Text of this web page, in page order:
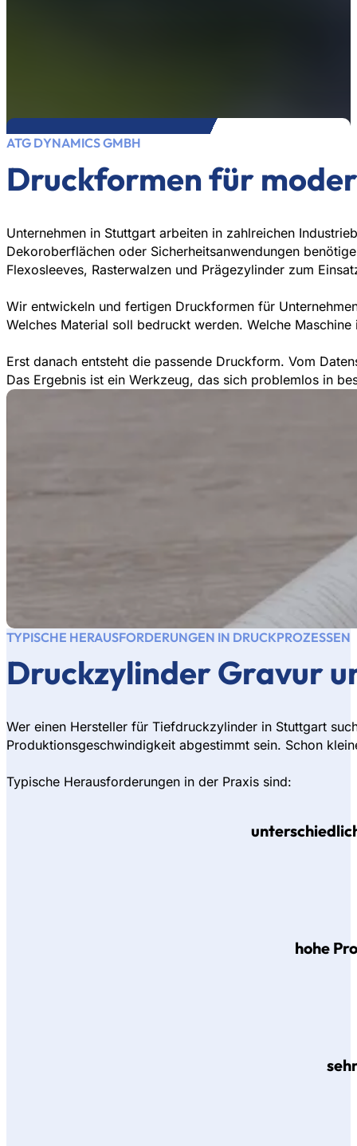
ATG DYNAMICS GMBH
Druckformen für
Unternehmen in Stuttgart arbeiten in zahlreichen
Dekoroberflächen oder Sicherheitsanwendungen
Flexosleeves, Rasterwalzen und Prägezylinder zum
Wir entwickeln und fertigen Druckformen für
Welches Material soll bedruckt werden. Welche
Erst danach entsteht die passende Druckform. Vom
Das Ergebnis ist ein Werkzeug, das sich problemlos in
TYPISCHE HERAUSFORDERUNGEN IN DRUCKPROZESSEN
Druckzylinder Gravur
Wer einen Hersteller für Tiefdruckzylinder in Stuttgart
Produktionsgeschwindigkeit abgestimmt sein. Schon
Typische Herausforderungen in der Praxis sind:
hohe